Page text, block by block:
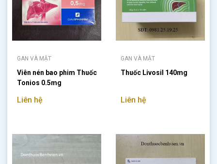
GAN VÀ MẬT
Viên nén bao phim Thuốc
Tonios 0.5mg
Liên hệ
GAN VÀ MẬT
Thuốc Livosil 140mg
Liên hệ